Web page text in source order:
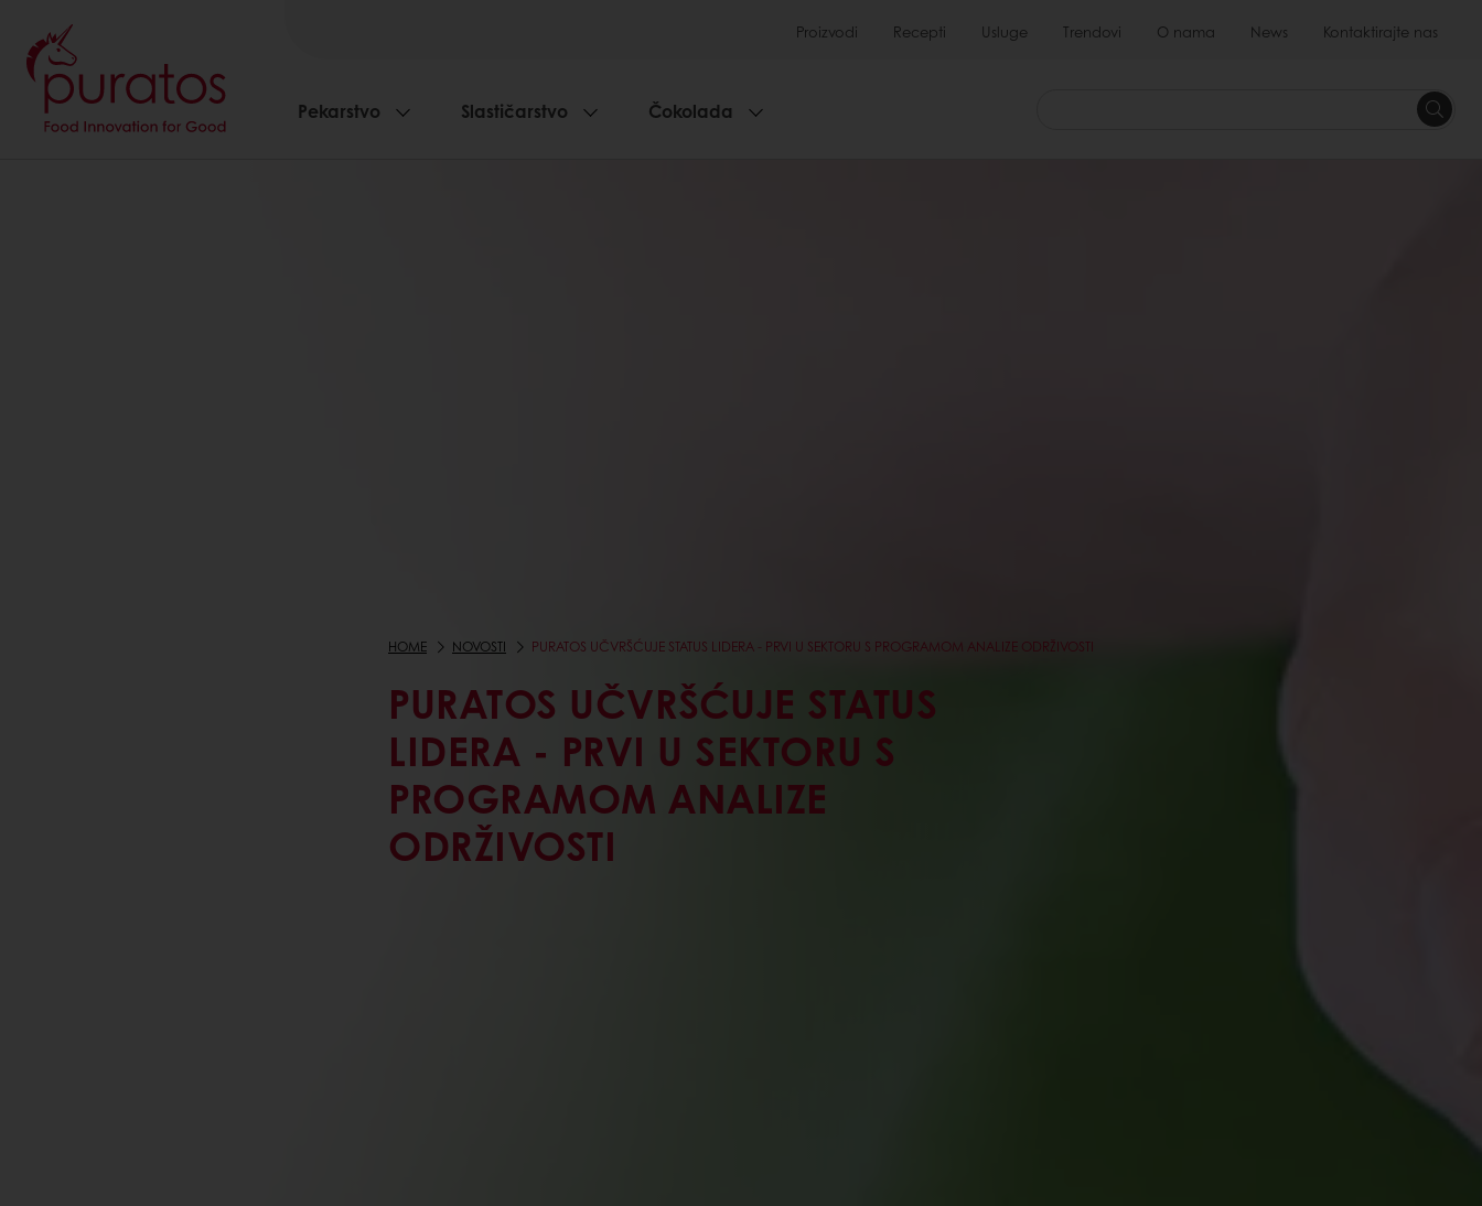
Proizvodi Recepti Usluge Trendovi O nama News Kontaktirajte nas
Pekarstvo Slastičarstvo Čokolada Tražite
HOME NOVOSTI PURATOS UČVRŠĆUJE STATUS LIDERA - PRVI U SEKTORU S PROGRAMOM ANALIZE ODRŽIVOSTI
PURATOS UČVRŠĆUJE STATUS
LIDERA - PRVI U SEKTORU S
PROGRAMOM ANALIZE
ODRŽIVOSTI